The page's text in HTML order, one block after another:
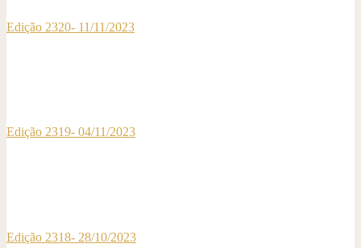
Edição 2320- 11/11/2023
Edição 2319- 04/11/2023
Edição 2318- 28/10/2023